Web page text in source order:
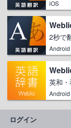
iOS
2秒で
Android
英和
Android
ログイン